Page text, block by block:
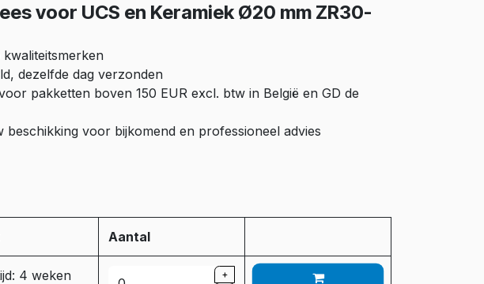
voor UCS en Keramiek Ø20 mm ZR30-
dezelfde dag verzonden
pakketten boven 150 EUR excl. btw in België en GD de
beschikking voor bijkomend en professioneel advies
Aantal
4 weken
+